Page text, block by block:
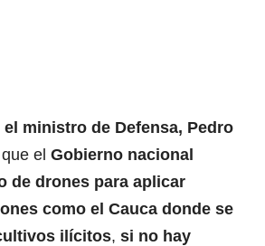
el ministro de Defensa, Pedro
el Gobierno nacional
de drones para aplicar
como el Cauca donde se
ilícitos, si no hay